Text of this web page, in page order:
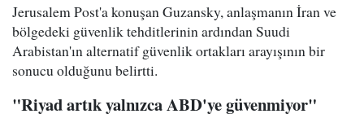
Jerusalem Post'a konuşan Guzansky, anlaşmanın İran ve
bölgedeki güvenlik tehditlerinin ardından Suudi
Arabistan'ın alternatif güvenlik ortakları arayışının bir
sonucu olduğunu belirtti.
"Riyad artık yalnızca ABD'ye güvenmiyor"